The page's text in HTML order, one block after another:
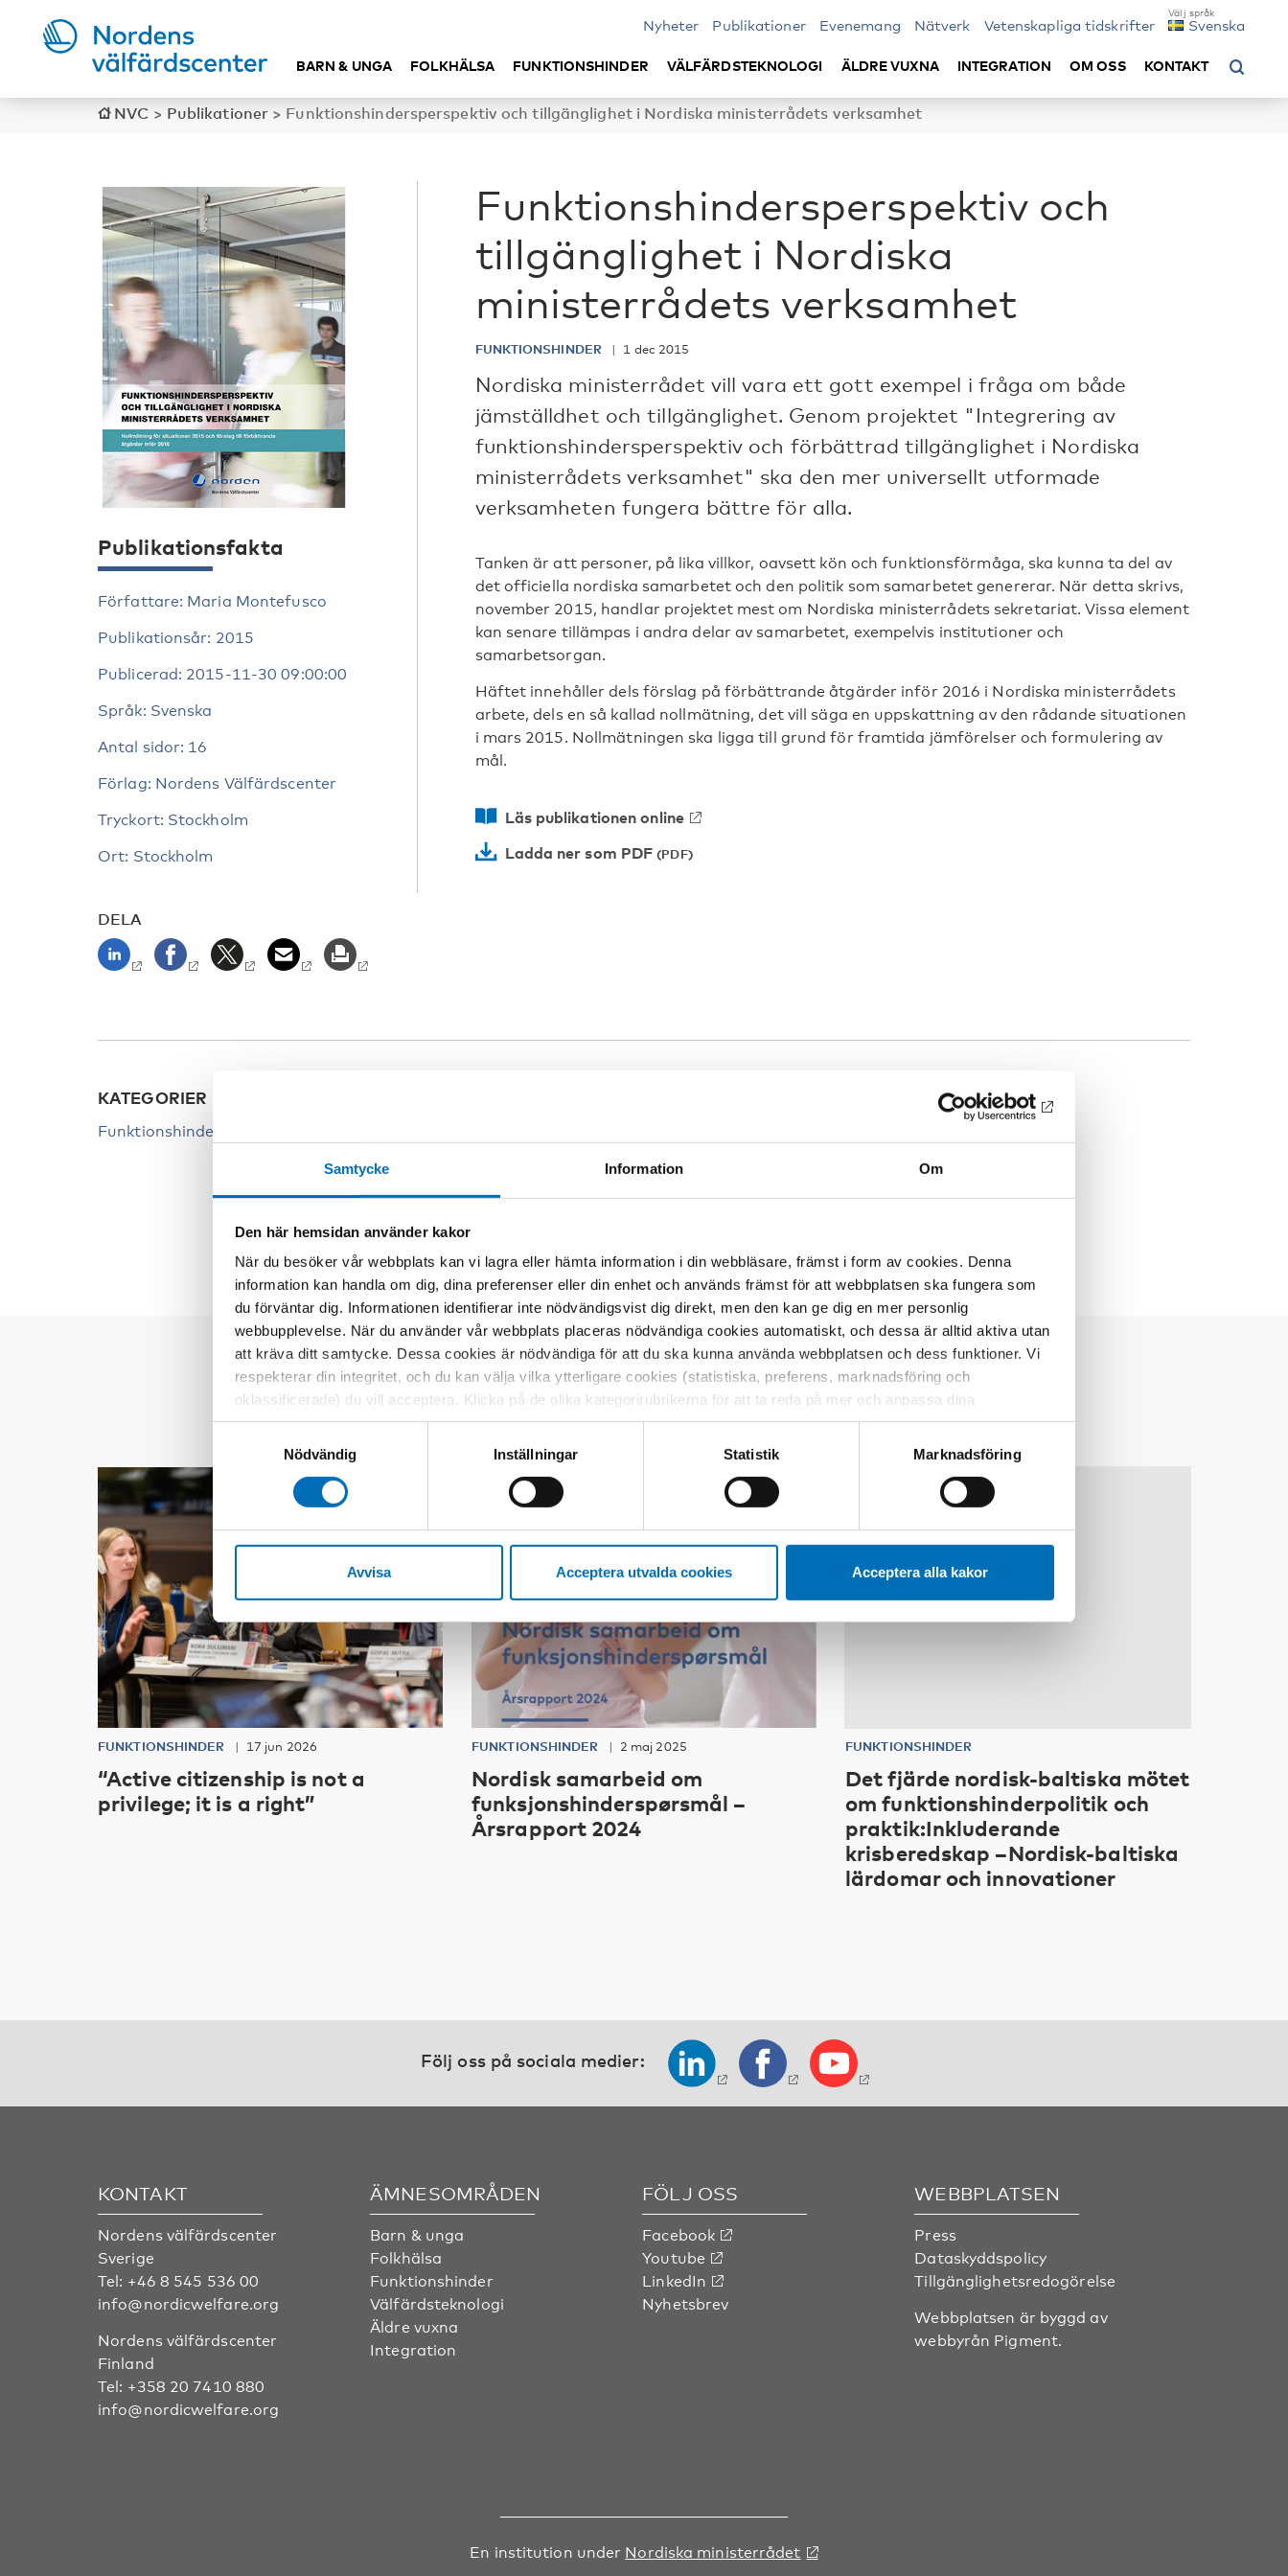
Samtycke Information Om
Den här hemsidan använder kakor
När du besöker vår webbplats kan vi lagra eller hämta information i din webbläsare, främst i form av cookies. Denna
information kan handla om dig, dina preferenser eller din enhet och används främst för att webbplatsen ska fungera som
du förväntar dig. Informationen identifierar inte nödvändigsvist dig direkt, men den kan ge dig en mer personlig
webbupplevelse. När du använder vår webbplats placeras nödvändiga cookies automatiskt, och dessa är alltid aktiva utan
att kräva ditt samtycke. Dessa cookies är nödvändiga för att du ska kunna använda webbplatsen och dess funktioner. Vi
respekterar din integritet, och du kan välja vilka ytterligare cookies (statistiska, preferens, marknadsföring och
oklassificerade) du vill acceptera. Klicka på de olika kategorirubrikerna för att ta reda på mer och anpassa dina
inställningar för cookies. Observera att blockering av cookies kan påverka din upplevelse av webbplatsen och de tjänster
vi erbjuder. Om du har besökt vår webbplats tidigare och accepterat användningen av cookies kan du alltid radera dem
Nödvändig
Inställningar Statistik Marknadsföring
Avvisa Acceptera utvalda cookies Acceptera alla kakor
Nyheter Publikationer Evenemang Nätverk Vetenskapliga tidskrifter Svenska
BARN & UNGA FOLKHÄLSA FUNKTIONSHINDER VÄLFÄRDSTEKNOLOGI ÄLDRE VUXNA INTEGRATION OM OSS KONTAKT
NVC > Publikationer > Funktionshindersperspektiv och tillgänglighet i Nordiska ministerrådets verksamhet
Funktionshindersperspektiv och
tillgänglighet i Nordiska
ministerrådets verksamhet
FUNKTIONSHINDER 1 dec 2015
Nordiska ministerrådet vill vara ett gott exempel i fråga om både
jämställdhet och tillgänglighet. Genom projektet "Integrering av
funktionshindersperspektiv och förbättrad tillgänglighet i Nordiska
ministerrådets verksamhet" ska den mer universellt utformade
verksamheten fungera bättre för alla.
Tanken är att personer, på lika villkor, oavsett kön och funktionsförmåga, ska kunna ta del av
det officiella nordiska samarbetet och den politik som samarbetet genererar. När detta skrivs,
november 2015, handlar projektet mest om Nordiska ministerrådets sekretariat. Vissa element
kan senare tillämpas i andra delar av samarbetet, exempelvis institutioner och
samarbetsorgan.
Häftet innehåller dels förslag på förbättrande åtgärder inför 2016 i Nordiska ministerrådets
arbete, dels en så kallad nollmätning, det vill säga en uppskattning av den rådande situationen
i mars 2015. Nollmätningen ska ligga till grund för framtida jämförelser och formulering av
mål.
Läs publikationen online
Ladda ner som PDF
Publikationsfakta
Författare: Maria Montefusco
Publikationsår: 2015
Publicerad: 2015-11-30 09:00:00
Språk: Svenska
Antal sidor: 16
Förlag: Nordens Välfärdscenter
Tryckort: Stockholm
Ort: Stockholm
DELA
KATEGORIER
Funktionshinder
Funktionsnedsättning
Tillgänglighet
Relaterat innehåll
FUNKTIONSHINDER 17 jun 2026
“Active citizenship is not a
privilege; it is a right”
FUNKTIONSHINDER 2 maj 2025
Nordisk samarbeid om
funksjonshinderspørsmål –
Årsrapport 2024
nov 2026
FUNKTIONSHINDER
Det fjärde nordisk-baltiska mötet
om funktionshinderpolitik och
praktik:Inkluderande
krisberedskap –Nordisk-baltiska
lärdomar och innovationer
Följ oss på sociala medier:
KONTAKT
Nordens välfärdscenter
Sverige
Tel: +46 8 545 536 00
info@nordicwelfare.org
Nordens välfärdscenter
Finland
Tel: +358 20 7410 880
info@nordicwelfare.org
ÄMNESOMRÅDEN
Barn & unga
Folkhälsa
Funktionshinder
Välfärdsteknologi
Äldre vuxna
Integration
FÖLJ OSS
Facebook
Youtube
LinkedIn
Nyhetsbrev
WEBBPLATSEN
Press
Dataskyddspolicy
Tillgänglighetsredogörelse
Webbplatsen är byggd av
webbyrån Pigment.
En institution under Nordiska ministerrådet